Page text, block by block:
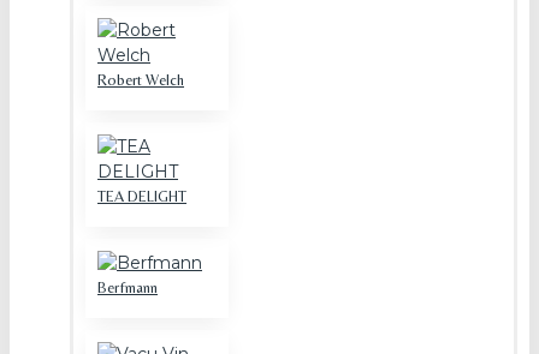
Robert Welch
TEA DELIGHT
Berfmann